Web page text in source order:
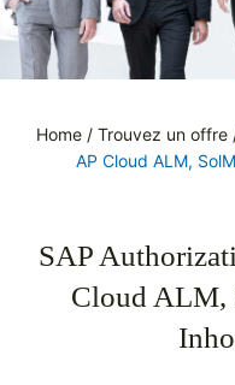
Home/ Trouvez un offre
AP Cloud ALM,
SAP
Cloud ALM,